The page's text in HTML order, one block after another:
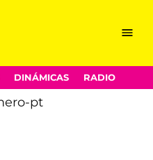
Menu
DINÁMICAS RADIO